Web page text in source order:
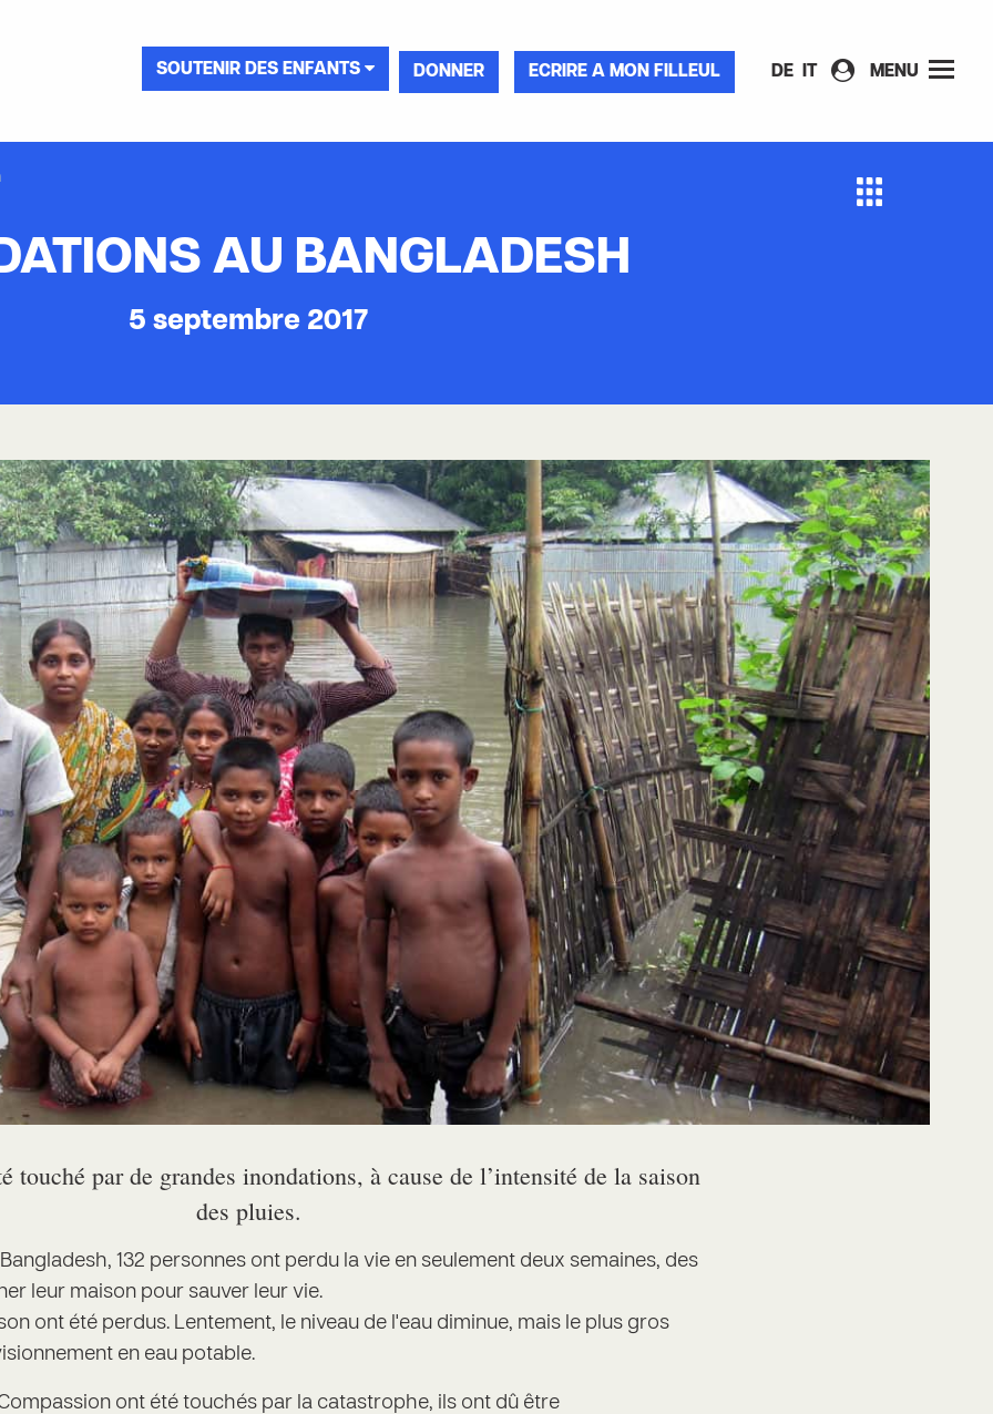
SOUTENIR DES ENFANTS DONNER ECRIRE A MON FILLEUL DE IT MENU
AU BANGLADESH
5 septembre 2017
touché par de grandes inondations, à cause de l’intensité de la saison
des pluies.
132 personnes ont perdu la vie en seulement deux semaines, des
leur maison pour sauver leur vie.
ont été perdus. Lentement, le niveau de l'eau diminue, mais le plus gros
en eau potable.
ont été touchés par la catastrophe, ils ont dû être